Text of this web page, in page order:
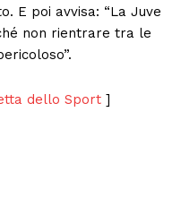
E poi avvisa: “La Juve
non rientrare tra le
dello Sport ]